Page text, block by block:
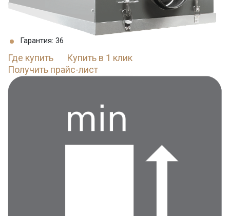
Гарантия: 36
Где купить
Купить в 1 клик
Получить прайс-лист